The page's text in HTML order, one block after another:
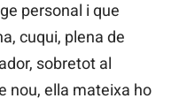
personal i que
cuqui, plena de
sobretot al
nou, ella mateixa ho